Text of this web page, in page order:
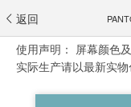
返回
使用声明： 屏幕颜色
实际生产请以最新实物